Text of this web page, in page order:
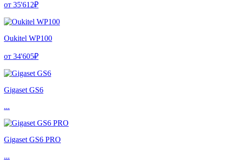
от 35'612₽
Oukitel WP100
от 34'605₽
Gigaset GS6
...
Gigaset GS6 PRO
...